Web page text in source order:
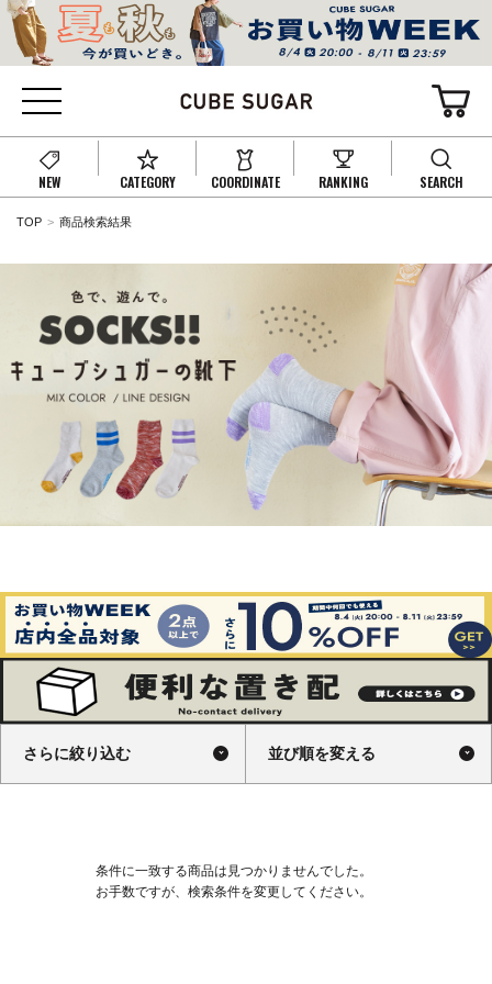
NEW CATEGORY COORDINATE RANKING SEARCH
TOP 商品検索結果
さらに絞り込む 並び順を変える
条件に一致する商品は見つかりませんでした。
お手数ですが、検索条件を変更してください。